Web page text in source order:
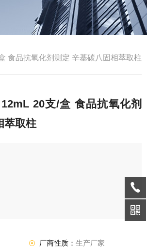
⻝品抗氧化剂测定 辛基碳八固相萃取柱
20支/盒 ⻝品抗氧化剂
萃取柱
厂商性质： 生产厂家